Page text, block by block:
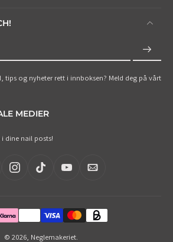
tips og nyheter rett i innboksen? Meld deg på vårt
MEDIER
dine nail posts!
© 2026, Neglemakeriet.